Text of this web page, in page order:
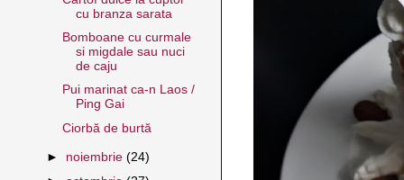
cu branza sarata
Bomboane cu curmale
si migdale sau nuci
de caju
Pui marinat ca-n Laos /
Ping Gai
Ciorbă de burtă
► noiembrie(24)